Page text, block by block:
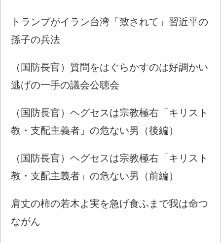
トランプがイラン台湾「致されて」習近平の
孫子の兵法
（国防長官）質問をはぐらかすのは好調かい
逃げの一手の議会公聴会
（国防長官）ヘグセスは宗教極右「キリスト
教・支配主義者」の危ない男（後編）
（国防長官）ヘグセスは宗教極右「キリスト
教・支配主義者」の危ない男（前編）
肩丈の柿の若木よ実を急げ食ふまで我は命つ
ながん